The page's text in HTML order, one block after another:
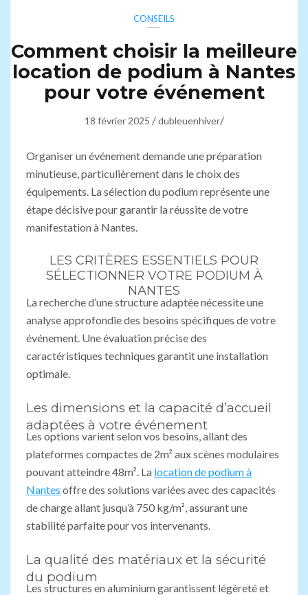
CONSEILS
Comment choisir la meilleure
location de podium à Nantes
pour votre événement
18 février 2025 /dubleuenhiver/
Organiser un événement demande une préparation
minutieuse, particulièrement dans le choix des
équipements. La sélection du podium représente une
étape décisive pour garantir la réussite de votre
manifestation à Nantes.
LES CRITÈRES ESSENTIELS POUR
SÉLECTIONNER VOTRE PODIUM À
NANTES
La recherche d’une structure adaptée nécessite une
analyse approfondie des besoins spécifiques de votre
événement. Une évaluation précise des
caractéristiques techniques garantit une installation
optimale.
Les dimensions et la capacité d’accueil
adaptées à votre événement
Les options varient selon vos besoins, allant des
plateformes compactes de 2m² aux scènes modulaires
pouvant atteindre 48m². La location de podium à
Nantes offre des solutions variées avec des capacités
de charge allant jusqu’à 750 kg/m², assurant une
stabilité parfaite pour vos intervenants.
La qualité des matériaux et la sécurité
du podium
Les structures en aluminium garantissent légèreté et